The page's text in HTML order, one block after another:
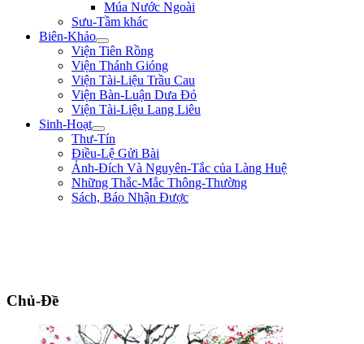
Múa Nước Ngoài
Sưu-Tầm khác
Biên-Khảo
Viện Tiên Rồng
Viện Thánh Gióng
Viện Tài-Liệu Trầu Cau
Viện Bàn-Luận Dưa Đỏ
Viện Tài-Liệu Lang Liêu
Sinh-Hoạt
Thư-Tín
Điều-Lệ Gửi Bài
Ảnh-Đích Và Nguyên-Tắc của Làng Huệ
Những Thắc-Mắc Thông-Thường
Sách, Báo Nhận Được
Chủ-Đề